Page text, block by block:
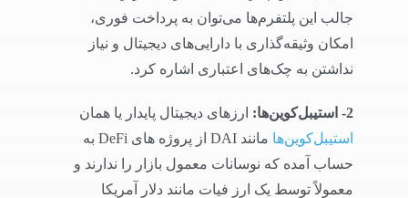
جالب این پلتفرم‌ها می‌توان به پرداخت فوری،
امکان وثیقه‌گذاری با دارایی‌های دیجیتال و نیاز
نداشتن به چک‌های اعتباری اشاره کرد.
2- استیبل‌کوین‌ها:
ارزهای دیجیتال پایدار یا همان
استیبل‌کوین‌ها
مانند DAI از پروژه های DeFi به
حساب آمده که نوسانات معمول بازار را ندارند و
معمولاً توسط یک ارز فیات مانند دلار آمریکا